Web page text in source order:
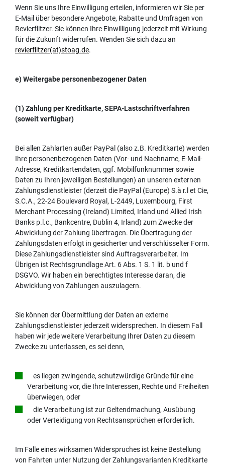
Wenn Sie uns Ihre Einwilligung erteilen, informieren wir Sie per
E-Mail über besondere Angebote, Rabatte und Umfragen von
Revierflitzer. Sie können Ihre Einwilligung jederzeit mit Wirkung
für die Zukunft widerrufen. Wenden Sie sich dazu an
revierflitzer(at)stoag.de.
e) Weitergabe personenbezogener Daten
(1) Zahlung per Kreditkarte, SEPA-Lastschriftverfahren
(soweit verfügbar)
Bei allen Zahlarten außer PayPal (also z.B. Kreditkarte) werden
Ihre personenbezogenen Daten (Vor- und Nachname, E-Mail-
Adresse, Kreditkartendaten, ggf. Mobilfunknummer sowie
Daten zu Ihren jeweiligen Bestellungen) an unseren externen
Zahlungsdienstleister (derzeit die PayPal (Europe) S.à r.l et Cie,
S.C.A., 22-24 Boulevard Royal, L-2449, Luxembourg, First
Merchant Processing (Ireland) Limited, Irland und Allied Irish
Banks p.l.c., Bankcentre, Dublin 4, Irland) zum Zwecke der
Abwicklung der Zahlung übertragen. Die Übertragung der
Zahlungsdaten erfolgt in gesicherter und verschlüsselter Form.
Diese Zahlungsdienstleister sind Auftragsverarbeiter. Im
Übrigen ist Rechtsgrundlage Art. 6 Abs. 1 S. 1 lit. b und f
DSGVO. Wir haben ein berechtigtes Interesse daran, die
Abwicklung von Zahlungen auszulagern.
Sie können der Übermittlung der Daten an externe
Zahlungsdienstleister jederzeit widersprechen. In diesem Fall
haben wir jede weitere Verarbeitung Ihrer Daten zu diesem
Zwecke zu unterlassen, es sei denn,
es liegen zwingende, schutzwürdige Gründe für eine
Verarbeitung vor, die Ihre Interessen, Rechte und Freiheiten
überwiegen, oder
die Verarbeitung ist zur Geltendmachung, Ausübung
oder Verteidigung von Rechtsansprüchen erforderlich.
Im Falle eines wirksamen Widerspruches ist keine Bestellung
von Fahrten unter Nutzung der Zahlungsvarianten Kreditkarte